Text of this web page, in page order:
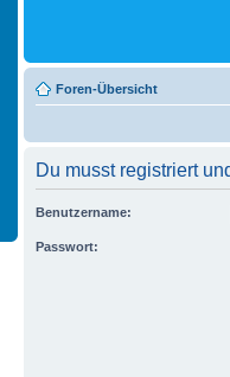
Foren-Übersicht
Du musst registriert
Benutzername:
Passwort: